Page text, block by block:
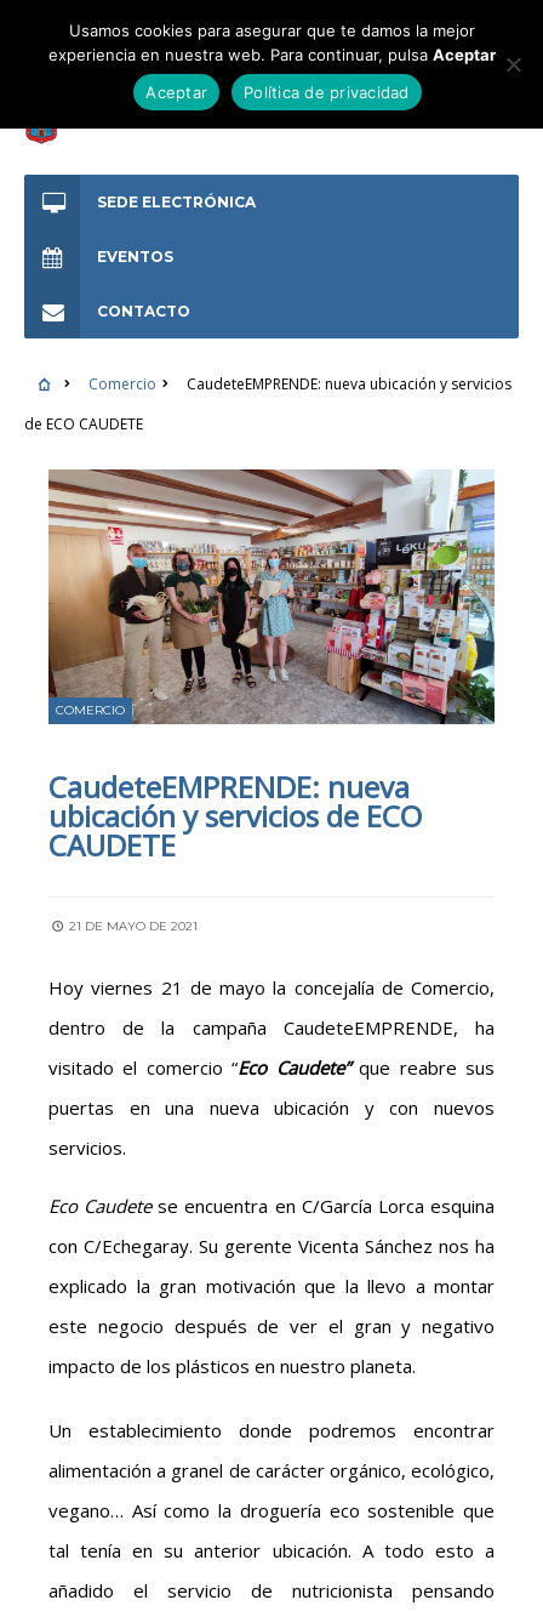
SEDE ELECTRÓNICA
EVENTOS
CONTACTO
Comercio
CaudeteEMPRENDE: nueva ubicación y servicios
de ECO CAUDETE
COMERCIO
CaudeteEMPRENDE: nueva
ubicación y servicios de ECO
CAUDETE
21 DE MAYO DE 2021
Hoy viernes 21 de mayo la concejalía de Comercio,
dentro de la campaña CaudeteEMPRENDE, ha
visitado el comercio “Eco Caudete”que reabre sus
puertas en una nueva ubicación y con nuevos
servicios.
Eco Caudetese encuentra en C/García Lorca esquina
con C/Echegaray. Su gerente Vicenta Sánchez nos ha
explicado la gran motivación que la llevo a montar
este negocio después de ver el gran y negativo
impacto de los plásticos en nuestro planeta.
Un establecimiento donde podremos encontrar
alimentación a granel de carácter orgánico, ecológico,
vegano… Así como la droguería eco sostenible que
tal tenía en su anterior ubicación. A todo esto a
añadido el servicio de nutricionista pensando
Usamos cookies para asegurar que te damos la mejor
experiencia en nuestra web. Para continuar, pulsa Aceptar
Aceptar
Política de privacidad